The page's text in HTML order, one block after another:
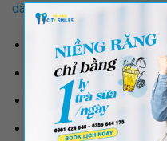
dành cho trẻ em
, bao gồm:
Khám và tư vấn nha khoa
Vệ sinh răng miệng
Trám răng, nhổ răng
Niềng răng chỉnh nha